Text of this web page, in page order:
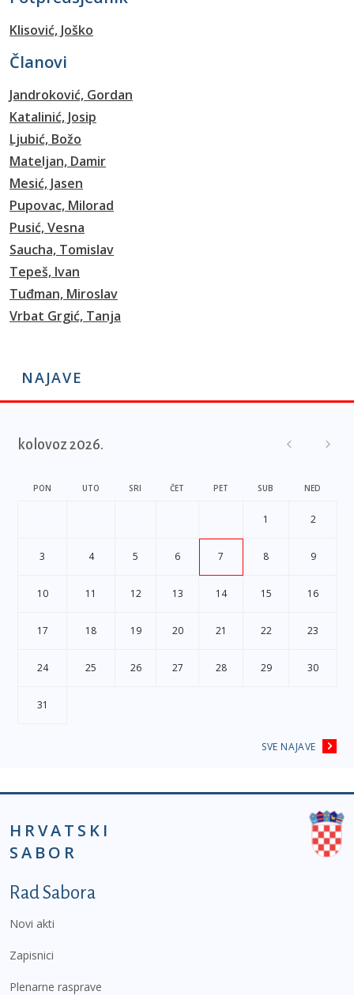
Klisović, Joško
Članovi
Jandroković, Gordan
Katalinić, Josip
Ljubić, Božo
Mateljan, Damir
Mesić, Jasen
Pupovac, Milorad
Pusić, Vesna
Saucha, Tomislav
Tepeš, Ivan
Tuđman, Miroslav
Vrbat Grgić, Tanja
NAJAVE
kolovoz 2026.
PON UTO SRI ČET PET SUB NED
1 2
3 4 5 6 7 8 9
10 11 12 13 14 15 16
17 18 19 20 21 22 23
24 25 26 27 28 29 30
31
SVE NAJAVE
HRVATSKI
SABOR
Podnožje prvi izbornik
Rad Sabora
Novi akti
Zapisnici
Plenarne rasprave